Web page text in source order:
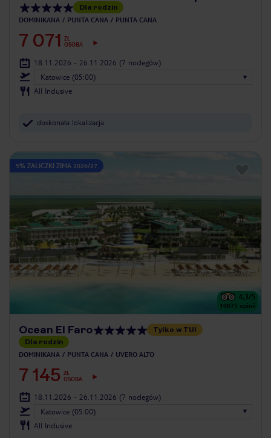
Dla rodzin
DOMINIKANA PUNTA CANA PUNTA CANA
7 071
ZŁ
OSOBA
18.11.2026 - 26.11.2026 (7 noclegów)
Katowice (05:00)
All Inclusive
doskonała lokalizacja
5% ZALICZKI ZIMA 2026/27
4.3/5
10075 opinii
Ocean El Faro
Tylko w TUI
Dla rodzin
DOMINIKANA PUNTA CANA UVERO ALTO
7 145 ZŁ
OSOBA
18.11.2026 - 26.11.2026 (7 noclegów)
Katowice (05:00)
All Inclusive